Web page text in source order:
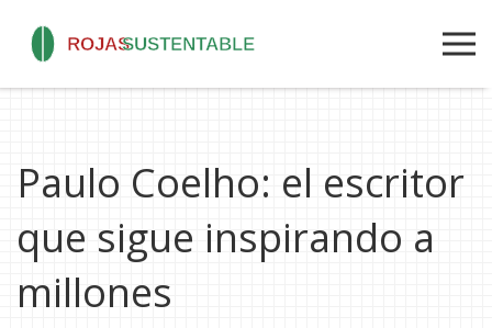
Paulo Coelho: el escritor
que sigue inspirando a
millones